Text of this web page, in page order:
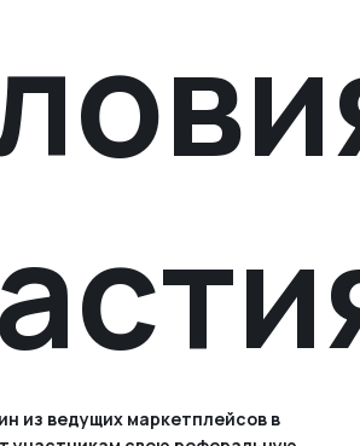
из ведущих маркетплейсов в